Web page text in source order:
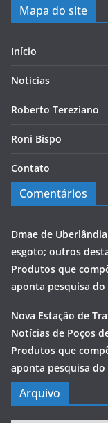
Mapa do site
Início
Notícias
Roberto Tereziano
Roni Bispo
Contato
Comentários
Dmae de
esgoto; outros
Produtos que
aponta pesquisa do
Nova Estação de
Notícias de Poços
Produtos que
aponta pesquisa do
Arquivo